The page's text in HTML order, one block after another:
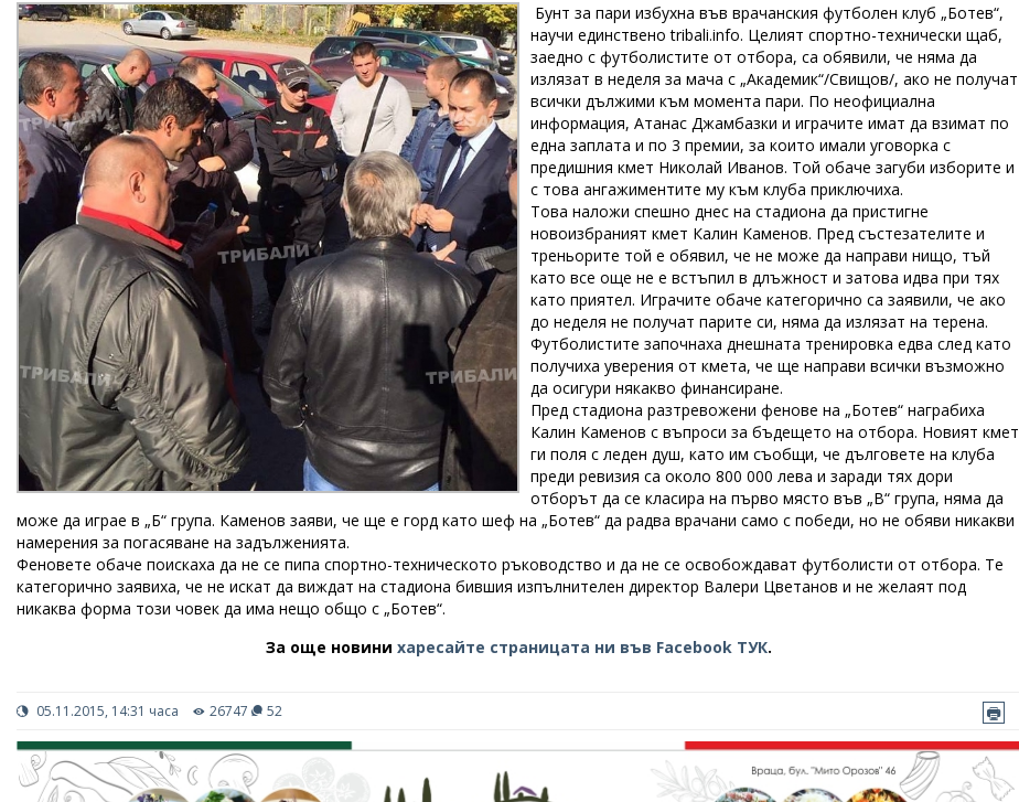
Бунт за пари избухна във врачанския футболен клуб „Ботев“,
научи единствено tribali.info. Целият спортно-технически щаб,
заедно с футболистите от отбора, са обявили, че няма да
излязат в неделя за мача с „Академик“/Свищов/, ако не получат
всички дължими към момента пари. По неофициална
информация, Атанас Джамбазки и играчите имат да взимат по
една заплата и по 3 премии, за които имали уговорка с
предишния кмет Николай Иванов. Той обаче загуби изборите и
с това ангажиментите му към клуба приключиха.
Това наложи спешно днес на стадиона да пристигне
новоизбраният кмет Калин Каменов. Пред състезателите и
треньорите той е обявил, че не може да направи нищо, тъй
като все още не е встъпил в длъжност и затова идва при тях
като приятел. Играчите обаче категорично са заявили, че ако
до неделя не получат парите си, няма да излязат на терена.
Футболистите започнаха днешната тренировка едва след като
получиха уверения от кмета, че ще направи всички възможно
да осигури някакво финансиране.
Пред стадиона разтревожени фенове на „Ботев“ награбиха
Калин Каменов с въпроси за бъдещето на отбора. Новият кмет
ги поля с леден душ, като им съобщи, че дълговете на клуба
преди ревизия са около 800 000 лева и заради тях дори
отборът да се класира на първо място във „В“ група, няма да
може да играе в „Б“ група. Каменов заяви, че ще е горд като шеф на „Ботев“ да радва врачани само с победи, но не обяви никакви
намерения за погасяване на задълженията.
Феновете обаче поискаха да не се пипа спортно-техническото ръководство и да не се освобождават футболисти от отбора. Те
категорично заявиха, че не искат да виждат на стадиона бившия изпълнителен директор Валери Цветанов и не желаят под
никаква форма този човек да има нещо общо с „Ботев“.
За още новинихаресайте страницата ни във Facebook ТУК.
05.11.2015, 14:31 часа 26747 52